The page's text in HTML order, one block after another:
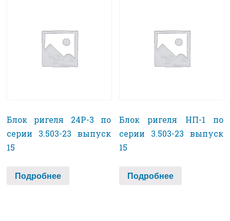
Блок ригеля 24Р-3 по
серии 3.503-23 выпуск
15
Подробнее
Блок ригеля НП-1 по
серии 3.503-23 выпуск
15
Подробнее